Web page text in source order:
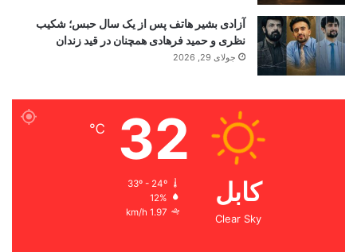
آزادی بشیر هاتف پس از یک سال حبس؛ شکیب
نظری و حمید فرهادی همچنان در قید زندان
جولای 29, 2026
کابل
Clear Sky
32
℃
33º - 24º
12%
1.97 km/h